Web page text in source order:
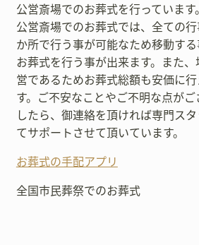
公営斎場でのお葬式を行っています
公営斎場でのお葬式では、全ての
か所で行う事が可能なため移動する
お葬式を行う事が出来ます。また、
営であるためお葬式総額も安価に行
す。ご不安なことやご不明な点がご
したら、御連絡を頂ければ専門ス
てサポートさせて頂いています。
お葬式の手配アプリ
全国市民葬祭でのお葬式